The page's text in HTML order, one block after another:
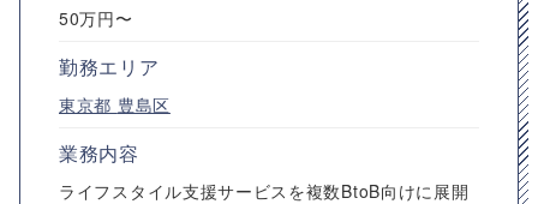
50万円〜
勤務エリア
東京都 豊島区
業務内容
ライフスタイル支援サービスを複数BtoB向けに展開